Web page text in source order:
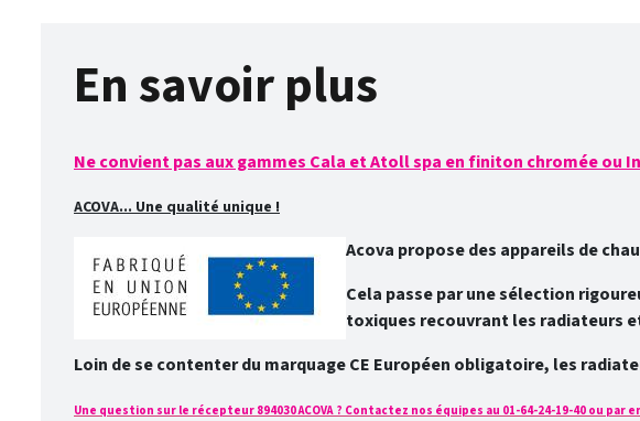
En savoir plus
Ne convient pas aux gammes Cala et Atoll spa en finiton chromée ou
ACOVA... Une qualité unique !
Acova propose des appareils de
Cela passe par une sélection
toxiques recouvrant les radiateurs
Loin de se contenter du marquage CE Européen obligatoire, les
Une question sur le récepteur 894030 ACOVA ? Contactez nos équipes au 01-64-24-19-40 ou par